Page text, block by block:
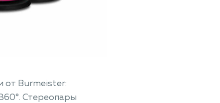
от Burmeister:
Стереопары